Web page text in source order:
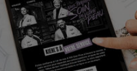
O KIEHL'SU